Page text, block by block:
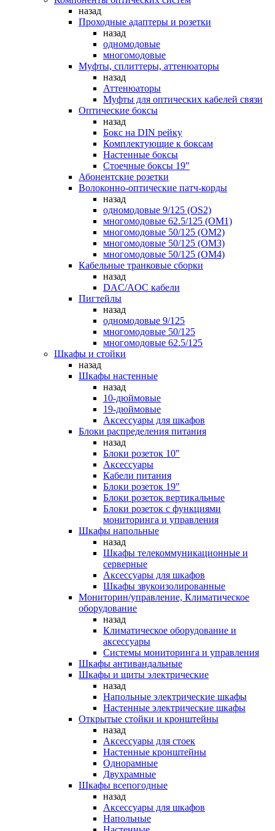
назад
Проходные адаптеры и розетки
назад
одномодовые
многомодовые
Муфты, сплиттеры, аттенюаторы
назад
Аттенюаторы
Муфты для оптических кабелей связи
Оптические боксы
назад
Бокс на DIN рейку
Комплектующие к боксам
Настенные боксы
Стоечные боксы 19"
Абонентские розетки
Волоконно-оптические патч-корды
назад
одномодовые 9/125 (OS2)
многомодовые 62.5/125 (OM1)
многомодовые 50/125 (OM2)
многомодовые 50/125 (OM3)
многомодовые 50/125 (OM4)
Кабельные транковые сборки
назад
DAC/AOC кабели
Пигтейлы
назад
одномодовые 9/125
многомодовые 50/125
многомодовые 62.5/125
Шкафы и стойки
назад
Шкафы настенные
назад
10-дюймовые
19-дюймовые
Аксессуары для шкафов
Блоки распределения питания
назад
Блоки розеток 10"
Аксессуары
Кабели питания
Блоки розеток 19"
Блоки розеток вертикальные
Блоки розеток с функциями
мониторинга и управления
Шкафы напольные
назад
Шкафы телекоммуникационные и
серверные
Аксессуары для шкафов
Шкафы звукоизолированные
Мониторин/управление, Климатическое
оборудование
назад
Климатическое оборудование и
аксессуары
Системы мониторинга и управления
Шкафы антивандальные
Шкафы и щиты электрические
назад
Напольные электрические шкафы
Настенные электрические шкафы
Открытые стойки и кронштейны
назад
Аксессуары для стоек
Настенные кронштейны
Однорамные
Двухрамные
Шкафы всепогодные
назад
Аксессуары для шкафов
Напольные